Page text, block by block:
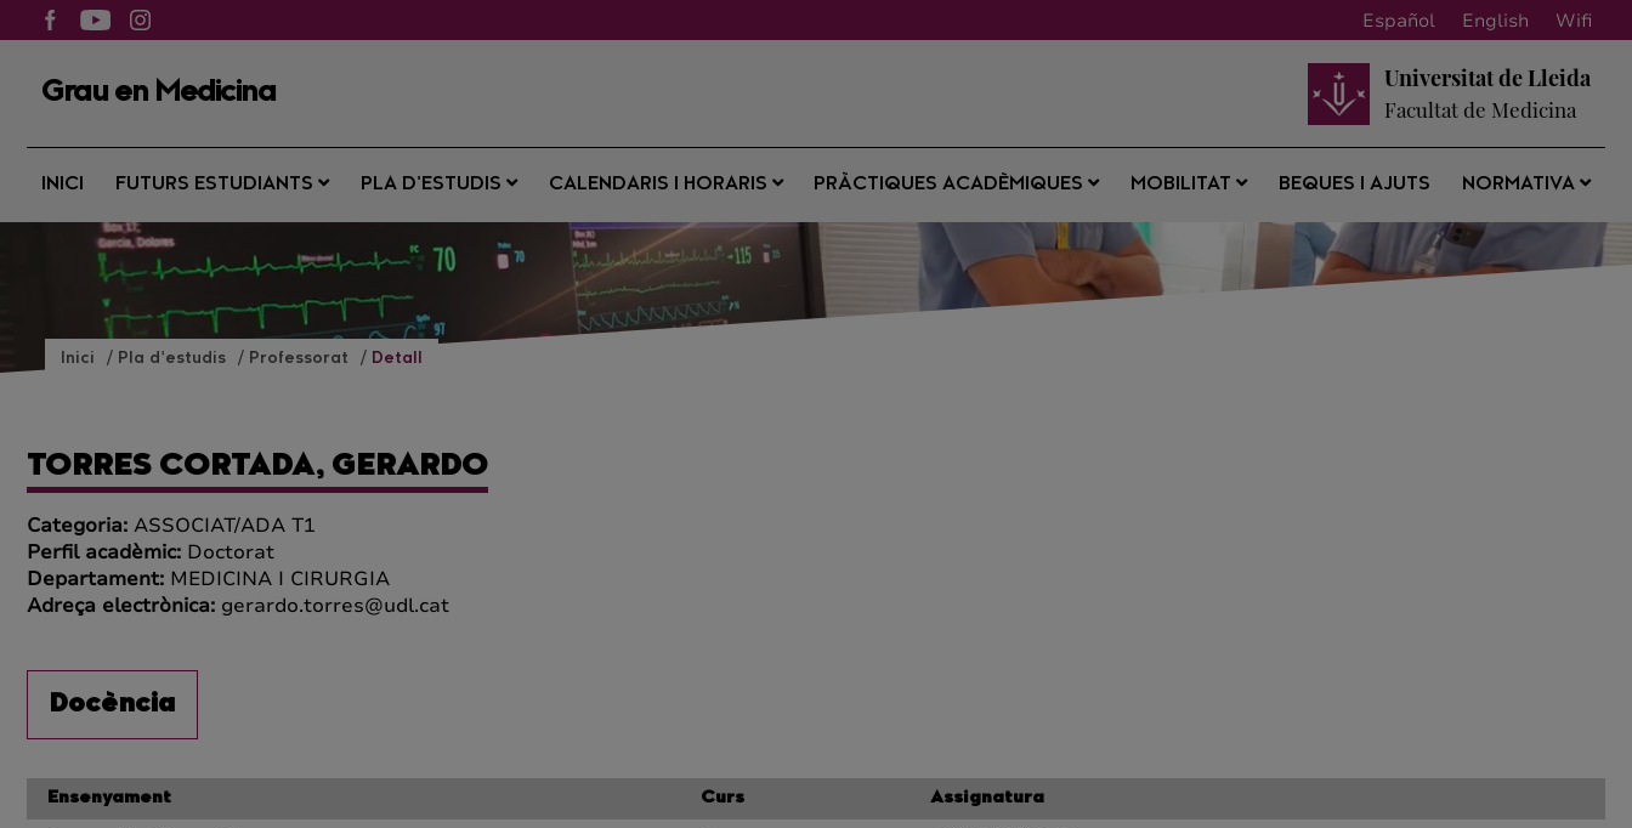
Español English Wifi
Grau en Medicina
Universitat de Lleida
Facultat de Medicina
INICI FUTURS ESTUDIANTS PLA D’ESTUDIS CALENDARIS I HORARIS PRÀCTIQUES ACADÈMIQUES MOBILITAT BEQUES I AJUTS NORMATIVA
Inici Pla d’estudis Professorat Detall
TORRES CORTADA, GERARDO
Categoria: ASSOCIAT/ADA T1
Perfil acadèmic: Doctorat
Departament: MEDICINA I CIRURGIA
Adreça electrònica: gerardo.torres@udl.cat
Docència
Ensenyament Curs Assignatura